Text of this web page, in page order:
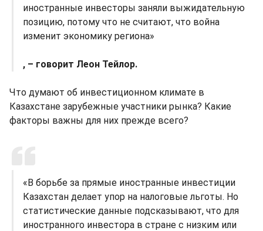
иностранные инвесторы заняли выжидательную
позицию, потому что не считают, что война
изменит экономику региона»
, – говорит Леон Тейлор.
Что думают об инвестиционном климате в
Казахстане зарубежные участники рынка? Какие
факторы важны для них прежде всего?
«В борьбе за прямые иностранные инвестиции
Казахстан делает упор на налоговые льготы. Но
статистические данные подсказывают, что для
иностранного инвестора в стране с низким или